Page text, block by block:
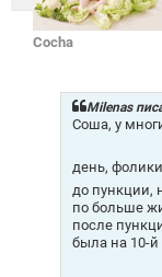
Cocha
Milenas
Соша, у
день, фолики
до пункции,
по больше
после
была на 10-й